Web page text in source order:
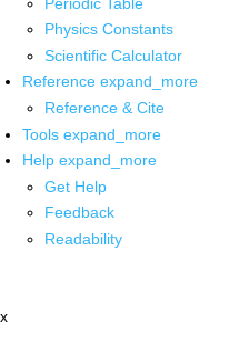
Physics Constants
Scientific Calculator
Reference expand_more
Reference & Cite
Tools expand_more
Help expand_more
Get Help
Feedback
Readability
x